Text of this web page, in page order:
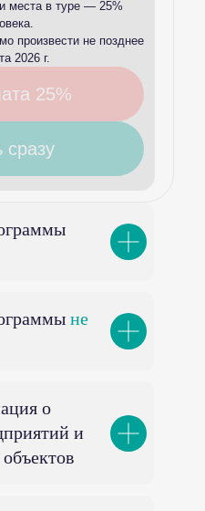
места в туре — 25%
произвести не позднее
2026 г.
25%
сразу
не
о
и